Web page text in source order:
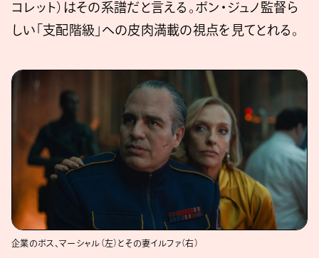
コレット）はその系譜だと言える。ポン・ジュノ監督ら
しい「支配階級」への皮肉満載の視点を見てとれる。
企業のボス、マーシャル（左）とその妻イルファ（右）